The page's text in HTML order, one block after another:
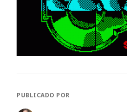
PUBLICADO POR